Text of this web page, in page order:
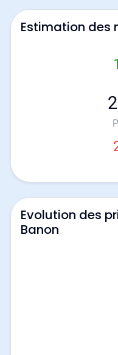
Estimation des
Evolution des
Banon